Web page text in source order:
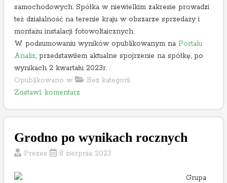
k
o
n
f
e
r
e
n
c
y
samochodowych. Spółka w niewielkim zakresie prowadzi
też działalność na terenie kraju w obszarze sprzedaży i
montażu instalacji fotowoltaicznych.
W podsumowaniu wyników opublikowanym na Portalu
Analiz, przedstawiłem aktualne spojrzenie na spółkę, po
wynikach 2 kwartału 2023r.
Opublikowano w
Bez kategorii
Zostaw1 komentarzo
A
S
A
Grodno po wynikach rocznych
Prezes 8 sierpnia 2023
Grupa